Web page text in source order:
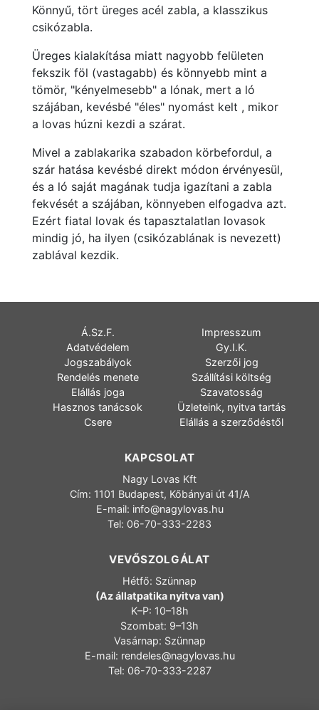
Könnyű, tört üreges acél zabla, a klasszikus
csikózabla.
Üreges kialakítása miatt nagyobb felületen
fekszik föl (vastagabb) és könnyebb mint a
tömör, "kényelmesebb" a lónak, mert a ló
szájában, kevésbé "éles" nyomást kelt , mikor
a lovas húzni kezdi a szárat.
Mivel a zablakarika szabadon körbefordul, a
szár hatása kevésbé direkt módon érvényesül,
és a ló saját magának tudja igazítani a zabla
fekvését a szájában, könnyeben elfogadva azt.
Ezért fiatal lovak és tapasztalatlan lovasok
mindig jó, ha ilyen (csikózablának is nevezett)
zablával kezdik.
Á.Sz.F.
Impresszum
Adatvédelem
Gy.I.K.
Jogszabályok
Szerzői jog
Rendelés menete
Szállítási költség
Elállás joga
Szavatosság
Hasznos tanácsok
Üzleteink, nyitva tartás
Csere
Elállás a szerződéstől
KAPCSOLAT
Nagy Lovas Kft
Cím: 1101 Budapest, Kőbányai út 41/A
E-mail: info@nagylovas.hu
Tel: 06-70-333-2283
VEVŐSZOLGÁLAT
Hétfő: Szünnap
(Az állatpatika nyitva van)
K–P: 10–18h
Szombat: 9–13h
Vasárnap: Szünnap
E-mail: rendeles@nagylovas.hu
Tel: 06-70-333-2287